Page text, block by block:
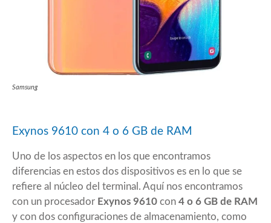
Samsung
Exynos 9610 con 4 o 6 GB de RAM
Uno de los aspectos en los que encontramos
diferencias en estos dos dispositivos es en lo que se
refiere al núcleo del terminal. Aquí nos encontramos
con un procesador Exynos 9610 con 4 o 6 GB de RAM
y con dos configuraciones de almacenamiento, como